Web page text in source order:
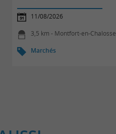
11/08/2026
3,5 km - Montfort-en-Chalosse
Marchés